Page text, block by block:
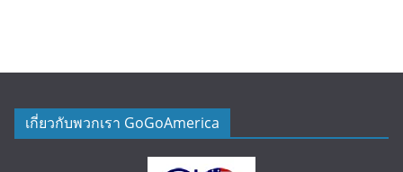
เกี่ยวกับพวกเรา GoGoAmerica